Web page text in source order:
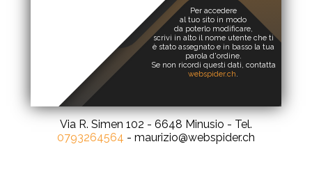
Per accedere
al tuo sito in modo
da poterlo modificare,
scrivi in alto il nome utente che ti
è stato assegnato e in basso la tua
parola d'ordine.
Se non ricordi questi dati, contatta
webspider.ch.
Via R. Simen 102 - 6648 Minusio - Tel.
0793264564 - maurizio@webspider.ch